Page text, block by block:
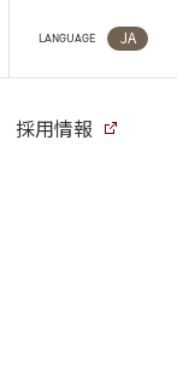
LANGUAGE JA
採用情報